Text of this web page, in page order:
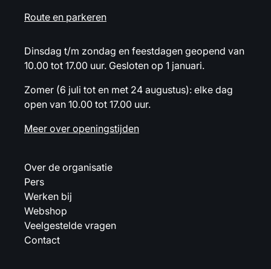
Route en parkeren
Dinsdag t/m zondag en feestdagen geopend van
10.00 tot 17.00 uur. Gesloten op 1 januari.
Zomer (6 juli tot en met 24 augustus): elke dag
open van 10.00 tot 17.00 uur.
Meer over openingstijden
Over de organisatie
Pers
Werken bij
Webshop
Veelgestelde vragen
Contact